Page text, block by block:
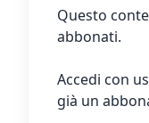
Questo
abbonati.
Accedi con
già un